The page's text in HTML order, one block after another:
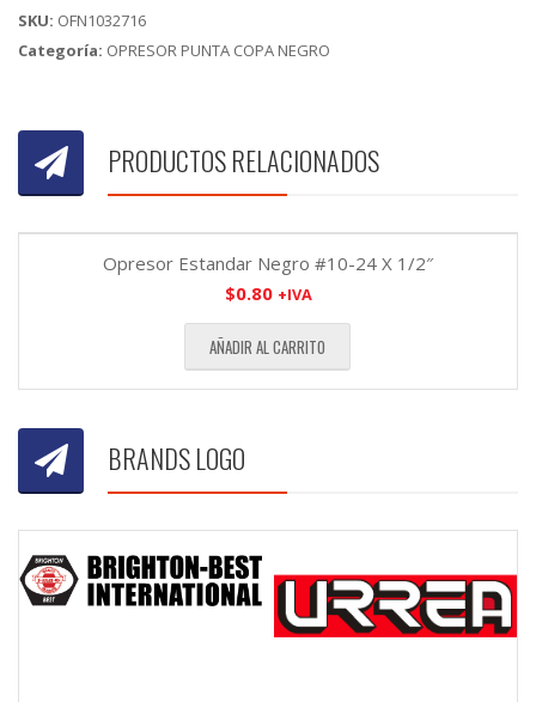
SKU: OFN1032716
Categoría: OPRESOR PUNTA COPA NEGRO
PRODUCTOS RELACIONADOS
Opresor Estandar Negro #10-24 X 1/2″
$0.80 +IVA
AÑADIR AL CARRITO
BRANDS LOGO